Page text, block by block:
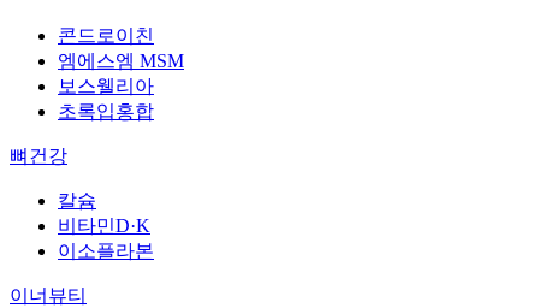
콘드로이친
엠에스엠 MSM
보스웰리아
초록입홍합
뼈건강
칼슘
비타민D·K
이소플라본
이너뷰티